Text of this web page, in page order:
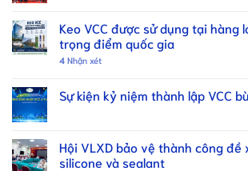
Keo VCC được sử dụng tại hàng
trọng điểm quốc gia
4 Nhận xét
Sự kiện kỷ niệm thành lập VCC
Hội VLXD bảo vệ thành công đề
silicone và sealant